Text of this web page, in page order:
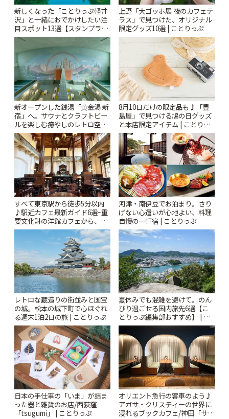
新しくなった「ことりっぷ軽井
沢」と一緒におでかけしたい注
目スポット13選【スタンプラリ
ー開催中】 | ことりっぷ
上野「大ゴッホ展 夜のカフェテ
ラス」で見つけた、オリジナル
限定グッズ10選 | ことりっぷ
新オープンした銭湯「黄金湯 新
宿」へ。サウナとクラフトビー
ルを楽しむ癒やしのレトロ空間
| ことりっぷ
8月10日だけの限定品も♪「豊
島屋」で見つける鳩の日グッズ
と本店限定アイテム | ことりっ
ぷ
すべて東京駅から徒歩5分以内
♪駅近カフェ最新ガイド6選~重
要文化財の洋館カフェから、改
札すぐのレトロ喫茶まで~ | こと
河津・南伊豆でお泊まり。さり
げない心遣いが心地よい、料理
自慢の一軒宿 | ことりっぷ
レトロな蔵造りの街並みと国宝
の城。松本の城下町で心ほぐれ
る週末1泊2日の旅 | ことりっぷ
夏休みでも混雑を避けて。のん
びり過ごせる国内旅先6選【こ
とりっぷ編集部おすすめ】 | こ
とりっぷ
日本の手仕事の「いま」が詰ま
った器と雑貨のお店/西荻窪
「tsugumi」 | ことりっぷ
オリエント急行の客車のよう♪
アガサ・クリスティーの世界に
浸れるブックカフェ/神田「サロ